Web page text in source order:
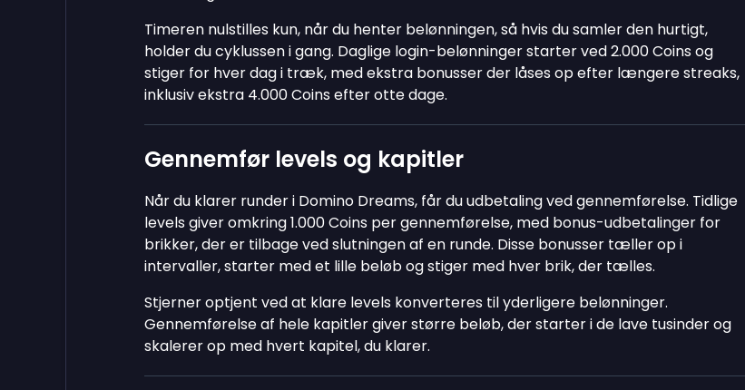
Timeren nulstilles kun, når du henter belønningen, så hvis du samler den hurtigt,
holder du cyklussen i gang. Daglige login-belønninger starter ved 2.000 Coins og
stiger for hver dag i træk, med ekstra bonusser der låses op efter længere streaks,
inklusiv ekstra 4.000 Coins efter otte dage.
Gennemfør levels og kapitler
Når du klarer runder i Domino Dreams, får du udbetaling ved gennemførelse. Tidlige
levels giver omkring 1.000 Coins per gennemførelse, med bonus-udbetalinger for
brikker, der er tilbage ved slutningen af en runde. Disse bonusser tæller op i
intervaller, starter med et lille beløb og stiger med hver brik, der tælles.
Stjerner optjent ved at klare levels konverteres til yderligere belønninger.
Gennemførelse af hele kapitler giver større beløb, der starter i de lave tusinder og
skalerer op med hvert kapitel, du klarer.